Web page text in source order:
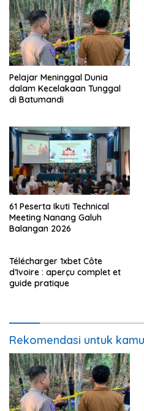
Pelajar Meninggal Dunia
dalam Kecelakaan Tunggal
di Batumandi
61 Peserta Ikuti Technical
Meeting Nanang Galuh
Balangan 2026
Télécharger 1xbet Côte
d’Ivoire : aperçu complet et
guide pratique
Rekomendasi untuk kamu